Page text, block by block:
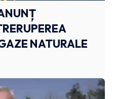
NATURALE